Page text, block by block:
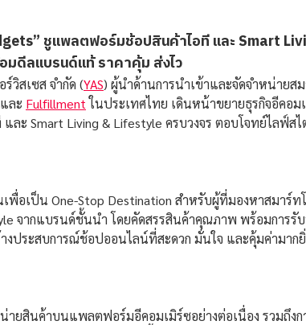
ชูแพลตฟอร์มช้อปสินค้าไอที และ Smart
ดีลแบรนด์แท้ ราคาคุ้ม ส่งไว
วิสเซส จำกัด (YAS) ผู้นำด้านการนำเข้าและจัดจำหน่าย
ละ Fulfillmentในประเทศไทย เดินหน้าขยายธุรกิจอีคอม
ละ Smart Living & Lifestyle ครบวงจร ตอบโจทย์ไลฟ์ส
พื่อเป็น One-Stop Destination สำหรับผู้ที่มองหาสมาร์
จากแบรนด์ชั้นนำ โดยคัดสรรสินค้าคุณภาพ พร้อมการรั
งประสบการณ์ช้อปออนไลน์ที่สะดวก มั่นใจ และคุ้มค่ามาก
ายสินค้าบนแพลตฟอร์มอีคอมเมิร์ซอย่างต่อเนื่อง รวมถึงก